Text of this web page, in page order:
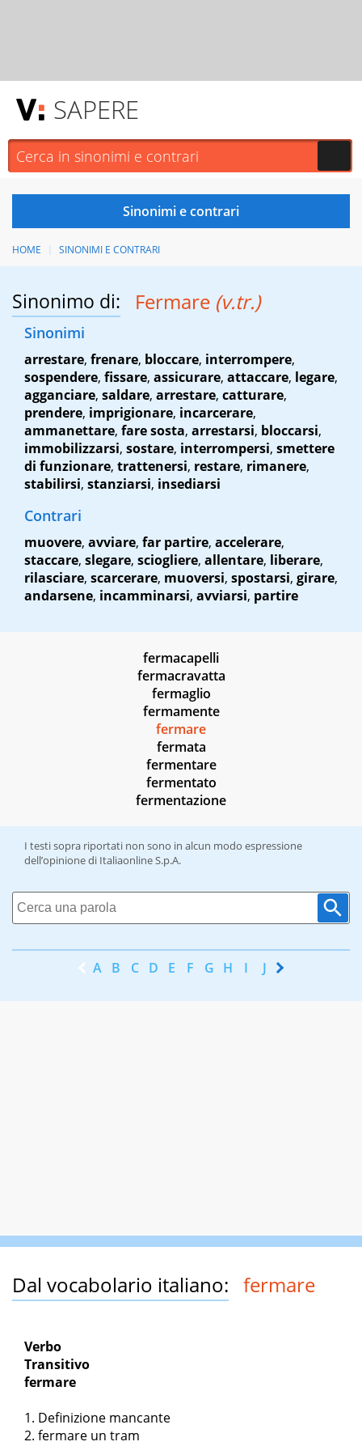
SAPERE
HOME SINONIMI E CONTRARI
Sinonimo di: Fermare (v.tr.)
Sinonimi
arrestare, frenare, bloccare, interrompere,
sospendere, fissare, assicurare, attaccare, legare,
agganciare, saldare, arrestare, catturare,
prendere, imprigionare, incarcerare,
ammanettare, fare sosta, arrestarsi, bloccarsi,
immobilizzarsi, sostare, interrompersi, smettere
di funzionare, trattenersi, restare, rimanere,
stabilirsi, stanziarsi, insediarsi
Contrari
muovere, avviare, far partire, accelerare,
staccare, slegare, sciogliere, allentare, liberare,
rilasciare, scarcerare, muoversi, spostarsi, girare,
andarsene, incamminarsi, avviarsi, partire
fermacapelli
fermacravatta
fermaglio
fermamente
fermare
fermata
fermentare
fermentato
fermentazione
I testi sopra riportati non sono in alcun modo espressione
dell’opinione di Italiaonline S.p.A.
A B C D E F G H I J K
Dal vocabolario italiano: fermare
Verbo
Transitivo
fermare
Definizione mancante
fermare un tram